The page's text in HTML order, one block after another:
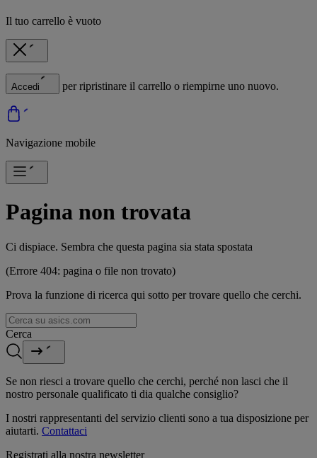
Il tuo carrello è vuoto
Accedi per ripristinare il carrello o riempirne uno nuovo.
Navigazione mobile
Pagina non trovata
Ci dispiace. Sembra che questa pagina sia stata spostata
(Errore 404: pagina o file non trovato)
Prova la funzione di ricerca qui sotto per trovare quello che cerchi.
Cerca
Se non riesci a trovare quello che cerchi, perché non lasci che il
nostro personale qualificato ti dia qualche consiglio?
I nostri rappresentanti del servizio clienti sono a tua disposizione per
aiutarti. Contattaci
Registrati alla nostra newsletter